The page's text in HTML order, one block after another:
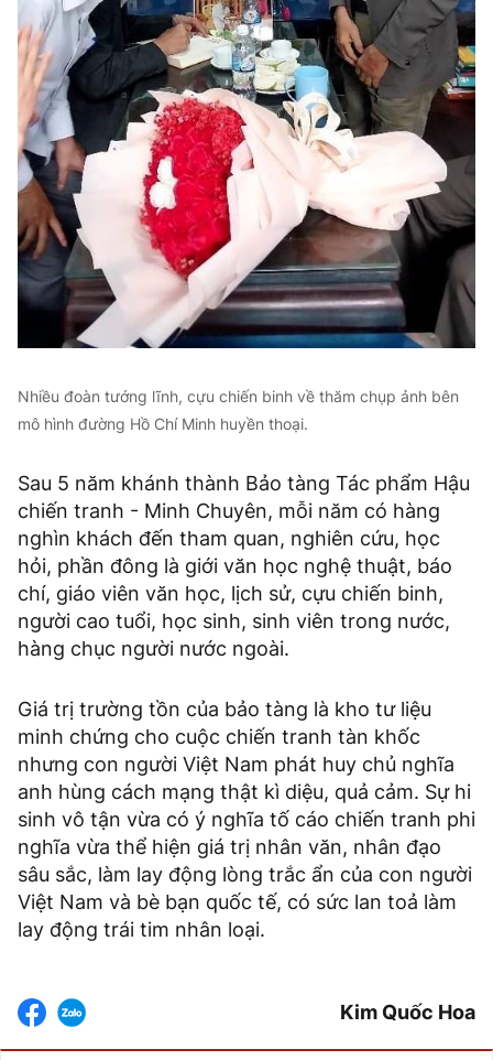
Nhiều đoàn tướng lĩnh, cựu chiến binh về thăm chụp ảnh bên
mô hình đường Hồ Chí Minh huyền thoại.
Sau 5 năm khánh thành Bảo tàng Tác phẩm Hậu
chiến tranh - Minh Chuyên, mỗi năm có hàng
nghìn khách đến tham quan, nghiên cứu, học
hỏi, phần đông là giới văn học nghệ thuật, báo
chí, giáo viên văn học, lịch sử, cựu chiến binh,
người cao tuổi, học sinh, sinh viên trong nước,
hàng chục người nước ngoài.
Giá trị trường tồn của bảo tàng là kho tư liệu
minh chứng cho cuộc chiến tranh tàn khốc
nhưng con người Việt Nam phát huy chủ nghĩa
anh hùng cách mạng thật kì diệu, quả cảm. Sự hi
sinh vô tận vừa có ý nghĩa tố cáo chiến tranh phi
nghĩa vừa thể hiện giá trị nhân văn, nhân đạo
sâu sắc, làm lay động lòng trắc ẩn của con người
Việt Nam và bè bạn quốc tế, có sức lan toả làm
lay động trái tim nhân loại.
Kim Quốc Hoa